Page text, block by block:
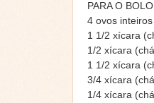
PARA O
4 ovos
1 1/2 xícara
1/2 xícara
1 1/2 xícara
3/4 xícara
1/4 xícara